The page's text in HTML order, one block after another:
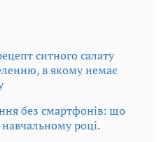
ситного салату
в якому немає
без смартфонів: що
році.